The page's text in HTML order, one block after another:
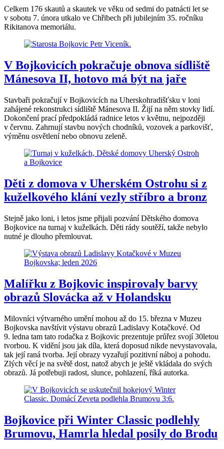
Celkem 176 skautů a skautek ve věku od sedmi do patnácti let se
v sobotu 7. února utkalo ve Chřibech při jubilejním 35. ročníku
Rikitanova memoriálu.
V Bojkovicích pokračuje obnova sídliště
Mánesova II, hotovo má být na jaře
Stavbaři pokračují v Bojkovicích na Uherskohradišťsku v loni
zahájené rekonstrukci sídliště Mánesova II. Žijí na něm stovky lidí.
Dokončení prací předpokládá radnice letos v květnu, nejpozději
v červnu. Zahrnují stavbu nových chodníků, vozovek a parkovišť,
výměnu osvětlení nebo obnovu zeleně.
Děti z domova v Uherském Ostrohu si z
kuželkového klání vezly stříbro a bronz
Stejně jako loni, i letos jsme přijali pozvání Dětského domova
Bojkovice na turnaj v kuželkách. Děti rády soutěží, takže nebylo
nutné je dlouho přemlouvat.
Malířku z Bojkovic inspirovaly barvy
obrazů Slovácka až v Holandsku
Milovníci výtvarného umění mohou až do 15. března v Muzeu
Bojkovska navštívit výstavu obrazů Ladislavy Kotačkové. Od
9. ledna tam tato rodačka z Bojkovic prezentuje průřez svojí 30letou
tvorbou. K vidění jsou jak díla, která doposud nikde nevystavovala,
tak její raná tvorba. Její obrazy vyzařují pozitivní náboj a pohodu.
Zlých věcí je na světě dost, natož abych je ještě vkládala do svých
obrazů. Já potřebuji radost, slunce, pohlazení, říká autorka.
Bojkovice při Winter Classic podlehly
Brumovu, Hamrla hledal posily do Brodu